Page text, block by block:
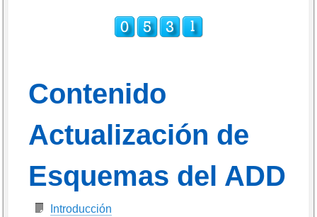
Contenido
Actualización de
Esquemas del ADD
Introducción